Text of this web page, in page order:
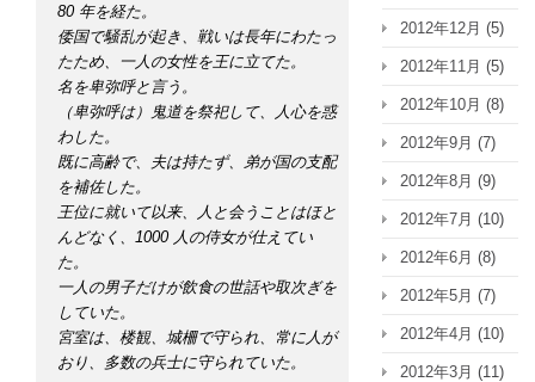
80 年を経た。
倭国で騒乱が起き、戦いは長年にわたっ
たため、一人の女性を王に立てた。
名を卑弥呼と言う。
（卑弥呼は）鬼道を祭祀して、人心を惑
わした。
既に高齢で、夫は持たず、弟が国の支配
を補佐した。
王位に就いて以来、人と会うことはほと
んどなく、1000 人の侍女が仕えてい
た。
一人の男子だけが飲食の世話や取次ぎを
していた。
宮室は、楼観、城柵で守られ、常に人が
おり、多数の兵士に守られていた。
2012年12月 (5)
2012年11月 (5)
2012年10月 (8)
2012年9月 (7)
2012年8月 (9)
2012年7月 (10)
2012年6月 (8)
2012年5月 (7)
2012年4月 (10)
2012年3月 (11)